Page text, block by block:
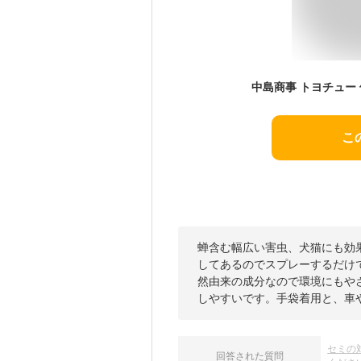
中島商事 トヨチュ
こ
蝉含む幅広い害虫、犬猫にも
してあるのでスプレーするだ
然由来の成分なので環境にも
しやすいです。手袋着用と、
回答された質問
セミの